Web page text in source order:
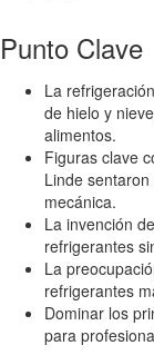
Punto Clave
La
de hielo y
alimentos.
Figuras clave
Linde
mecánica.
La invención
refrigerantes
La
refrigerantes
Dominar los
para